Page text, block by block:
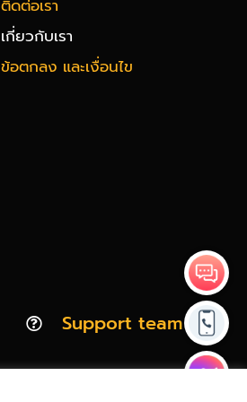
ติดต่อเรา
เกี่ยวกับเรา
ข้อตกลง และเงื่อนไข
Support team